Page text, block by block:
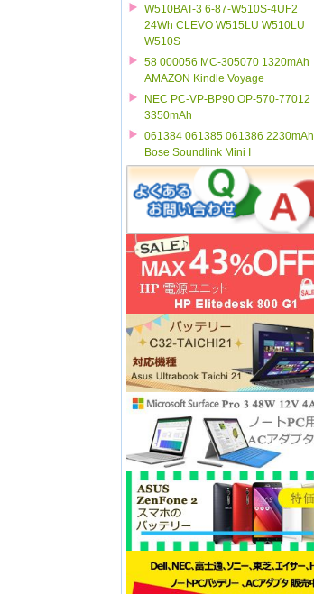
W510BAT-3 6-87-W510S-4UF2
24Wh CLEVO W515LU W510LU
W510S
58 000056 MC-305070 1320mAh
AMAZON Kindle Voyage
NEC PC-VP-BP90 OP-570-77012
3350mAh
061384 061385 061386 2230mAh
Bose Soundlink Mini I